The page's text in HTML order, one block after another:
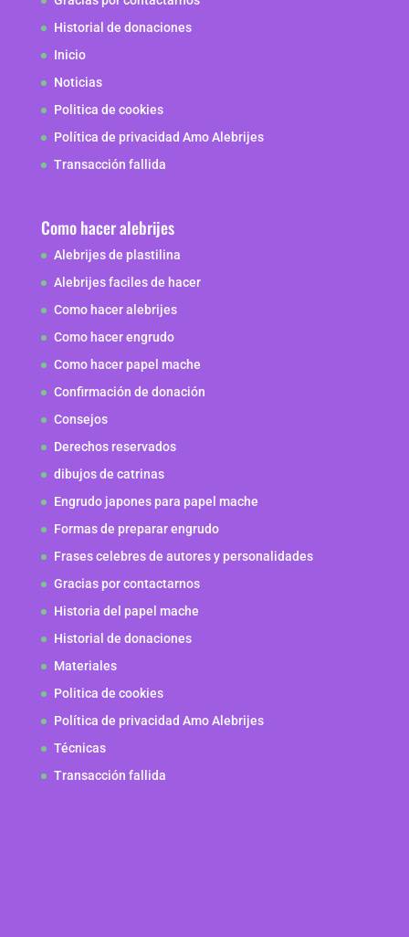
Historial de donaciones
Inicio
Noticias
Politica de cookies
Política de privacidad Amo Alebrijes
Transacción fallida
Como hacer alebrijes
Alebrijes de plastilina
Alebrijes faciles de hacer
Como hacer alebrijes
Como hacer engrudo
Como hacer papel mache
Confirmación de donación
Consejos
Derechos reservados
dibujos de catrinas
Engrudo japones para papel mache
Formas de preparar engrudo
Frases celebres de autores y personalidades
Gracias por contactarnos
Historia del papel mache
Historial de donaciones
Materiales
Politica de cookies
Política de privacidad Amo Alebrijes
Técnicas
Transacción fallida